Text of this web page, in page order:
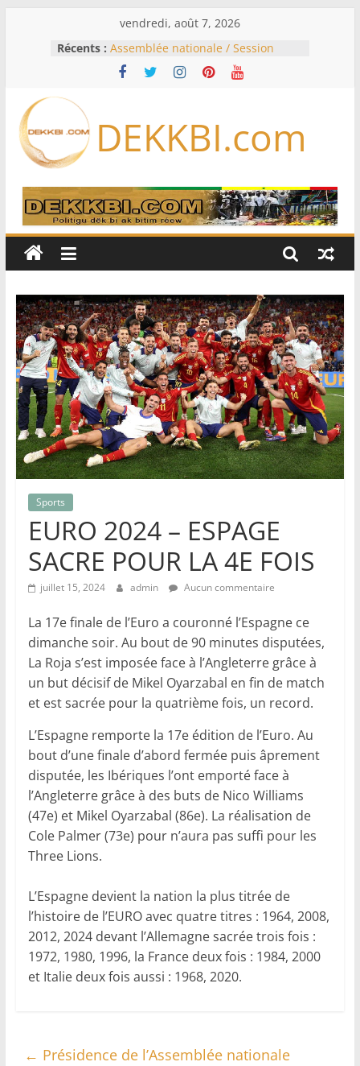
vendredi, août 7, 2026
Récents : Assemblée nationale / Session
extraordinaire: Six commissions
d’enquête à l’ordre du jour ce lundi
Bénin: Patrice Talon élu président
du Sénat, moins de trois mois
Pakistan et la Turquie signent un
accord de défense
RD Congo: Kinshasa interdit les
exportations de cuivre et de cobalt
production
DEKKBI.com
Sports
EURO 2024 – ESPAGE
SACRE POUR LA 4E FOIS
juillet 15, 2024 admin Aucun commentaire
La 17e finale de l’Euro a couronné l’Espagne ce
dimanche soir. Au bout de 90 minutes disputées,
La Roja s’est imposée face à l’Angleterre grâce à
un but décisif de Mikel Oyarzabal en fin de match
et est sacrée pour la quatrième fois, un record.
L’Espagne remporte la 17e édition de l’Euro. Au
bout d’une finale d’abord fermée puis âprement
disputée, les Ibériques l’ont emporté face à
l’Angleterre grâce à des buts de Nico Williams
(47e) et Mikel Oyarzabal (86e). La réalisation de
Cole Palmer (73e) pour n’aura pas suffi pour les
Three Lions.
L’Espagne devient la nation la plus titrée de
l’histoire de l’EURO avec quatre titres : 1964, 2008,
2012, 2024 devant l’Allemagne sacrée trois fois :
1972, 1980, 1996, la France deux fois : 1984, 2000
et Italie deux fois aussi : 1968, 2020.
← Présidence de l’Assemblée nationale